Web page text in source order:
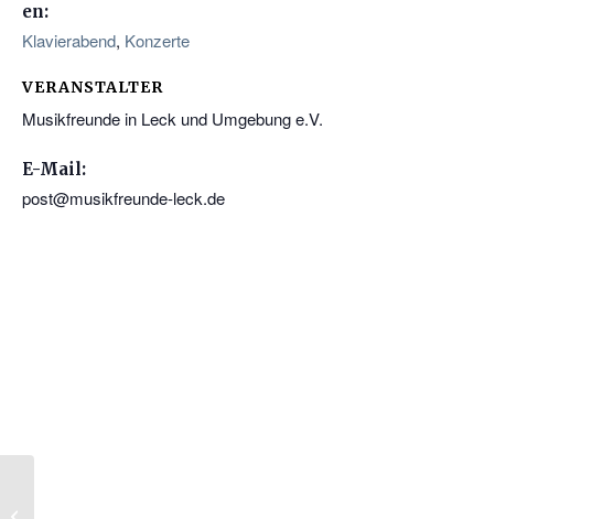
en:
Klavierabend, Konzerte
VERANSTALTER
Musikfreunde in Leck und Umgebung e.V.
E-Mail:
post@musikfreunde-leck.de